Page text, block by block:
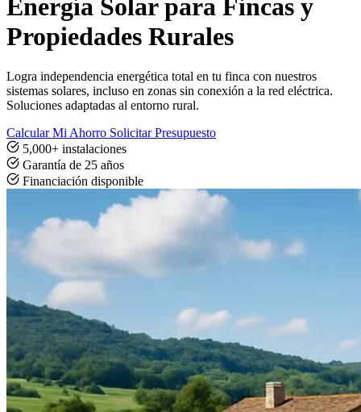
Energía Solar para Fincas y
Propiedades Rurales
Logra independencia energética total en tu finca con nuestros
sistemas solares, incluso en zonas sin conexión a la red eléctrica.
Soluciones adaptadas al entorno rural.
Calcular Mi Ahorro Solicitar Presupuesto
5,000+ instalaciones
Garantía de 25 años
Financiación disponible